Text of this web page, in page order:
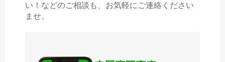
い！などのご相談も、お気軽にご連絡ください
ませ。